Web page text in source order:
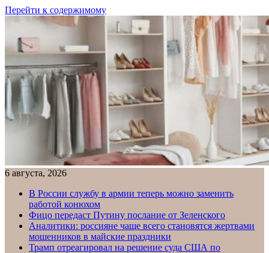
Перейти к содержимому
6 августа, 2026
В России службу в армии теперь можно заменить
работой конюхом
Фицо передаст Путину послание от Зеленского
Аналитики: россияне чаще всего становятся жертвами
мошенников в майские праздники
Трамп отреагировал на решение суда США по